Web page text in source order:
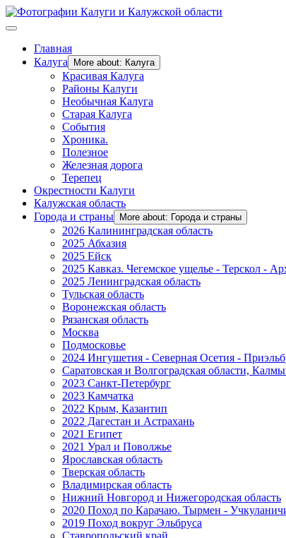
Главная
Калуга
More about: Калуга
Красивая Калуга
Районы Калуги
Необычная Калуга
Старая Калуга
События
Хроника.
Полезное
Железная дорога
Терепец
Окрестности Калуги
Калужская область
Города и страны
More about: Города и страны
2026 Калининградская область
2025 Абхазия
2025 Ейск
2025 Кавказ. Чегемское ущелье - Терскол -
2025 Ленинградская область
Тульская область
Воронежская область
Рязанская область
Москва
Подмосковье
2024 Ингушетия - Северная Осетия -
Саратовская и Волгоградская области,
2023 Санкт-Петербург
2023 Камчатка
2022 Крым, Казантип
2022 Дагестан и Астрахань
2021 Египет
2021 Урал и Поволжье
Ярославская область
Тверская область
Владимирская область
Нижний Новгород и Нижегородская область
2020 Поход по Карачаю. Тырмен -
2019 Поход вокруг Эльбруса
Ставропольский край